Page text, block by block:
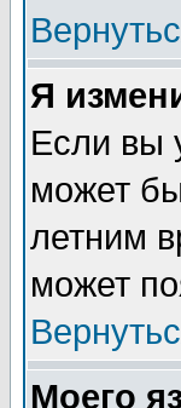
Я
Если вы
может
летним
может
Моего